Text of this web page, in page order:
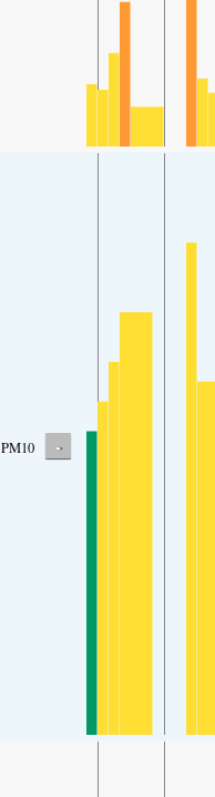
PM10 -